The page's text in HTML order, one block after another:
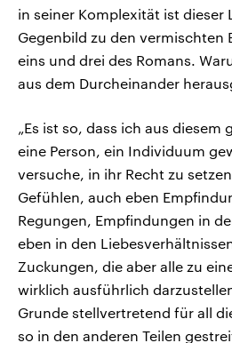
in seiner Komplexität ist dieser
Gegenbild zu den vermischten
eins und drei des Romans.
aus dem Durcheinander
„Es ist so, dass ich aus diesem
eine Person, ein Individuum
versuche, in ihr Recht zu
Gefühlen, auch eben
Regungen, Empfindungen in
eben in den
Zuckungen, die aber alle zu
wirklich ausführlich
Grunde stellvertretend für all
so in den anderen Teilen